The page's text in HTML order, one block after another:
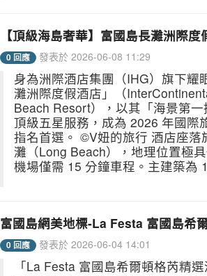
【頂級海島奢華】富國島長灘洲際度
0 回應 發表於 2026-06-08 11:29
身為洲際酒店集團（IHG）旗下耀
灘洲際度假酒店」（
Beach Resort），以其「海景第
頂級五星服務，成為 2026 年國際
指名首選。 ©V妞的旅行 酒店座落
灘（Long Beach），地理位置極
機場僅需 15 分鐘車程。主建築為
富國島網美地標-La Festa 富國島希
0 回應 發表於 2026-06-04 14:01
「La Festa 富國島希爾頓格芮精